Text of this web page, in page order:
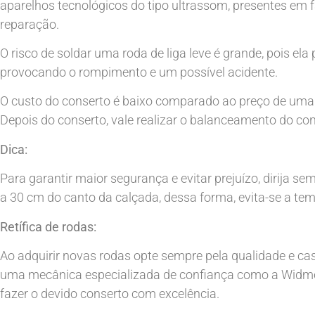
aparelhos tecnológicos do tipo ultrassom, presentes
reparação.
O risco de soldar uma roda de liga leve é grande, pois
provocando o rompimento e um possível acidente.
O custo do conserto é baixo comparado ao preço de
Depois do conserto, vale realizar o balanceamento do
Dica:
Para garantir maior segurança e evitar prejuízo, dirija
a 30 cm do canto da calçada, dessa forma, evita-se a
Retífica de rodas:
Ao adquirir novas rodas opte sempre pela qualidade e
uma mecânica especializada de confiança como a
fazer o devido conserto com excelência.